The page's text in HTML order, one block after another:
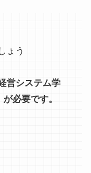
ょう
営システム学
必要です。